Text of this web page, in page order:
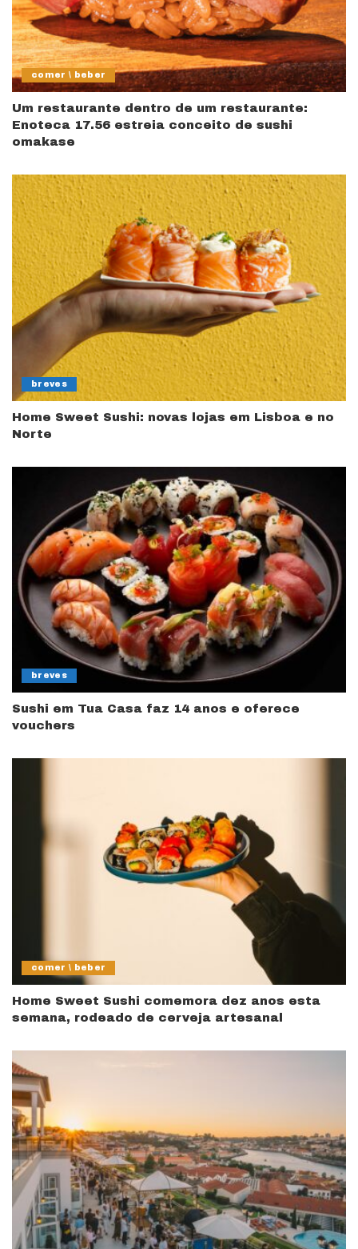
comer \ beber
Um restaurante dentro de um restaurante:
Enoteca 17.56 estreia conceito de sushi
omakase
breves
Home Sweet Sushi: novas lojas em Lisboa e no
Norte
breves
Sushi em Tua Casa faz 14 anos e oferece
vouchers
comer \ beber
Home Sweet Sushi comemora dez anos esta
semana, rodeado de cerveja artesanal